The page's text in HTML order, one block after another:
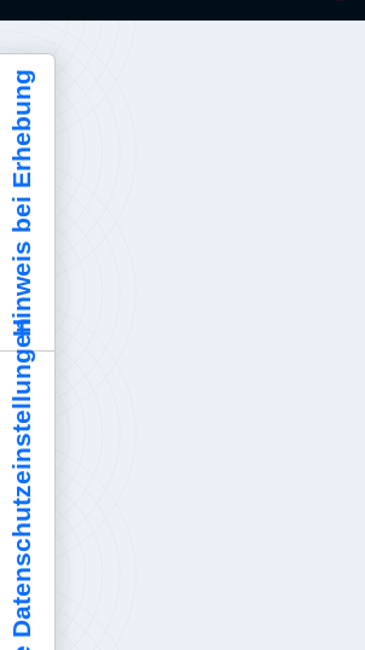
Ihre Datenschutzeinstellungen
Hinweis bei Erhebung